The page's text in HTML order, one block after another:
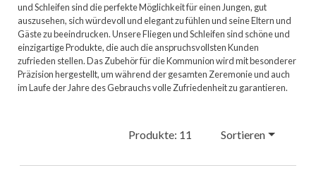
und Schleifen sind die perfekte Möglichkeit für einen Jungen, gut
auszusehen, sich würdevoll und elegant zu fühlen und seine Eltern und
Gäste zu beeindrucken. Unsere Fliegen und Schleifen sind schöne und
einzigartige Produkte, die auch die anspruchsvollsten Kunden
zufrieden stellen. Das Zubehör für die Kommunion wird mit besonderer
Präzision hergestellt, um während der gesamten Zeremonie und auch
im Laufe der Jahre des Gebrauchs volle Zufriedenheit zu garantieren.
Produkte: 11 Sortieren